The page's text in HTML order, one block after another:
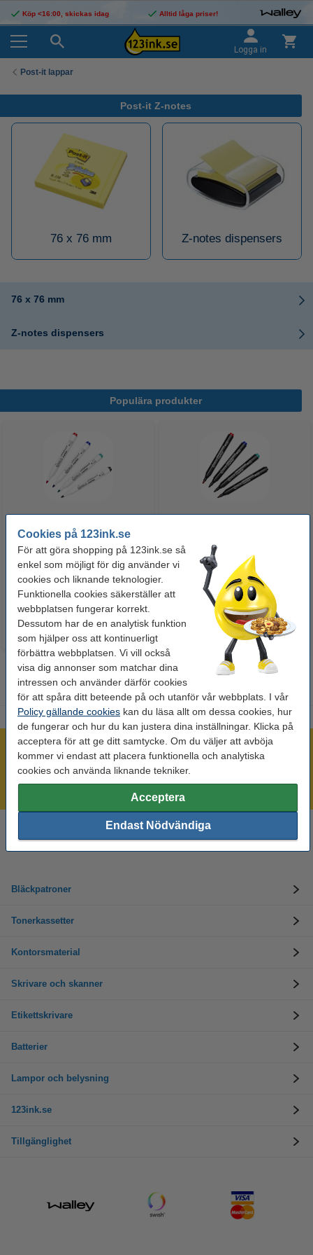
Cookies på 123ink.se
För att göra shopping på 123ink.se så
enkel som möjligt för dig använder vi
cookies och liknande teknologier.
Funktionella cookies säkerställer att
webbplatsen fungerar korrekt.
Dessutom har de en analytisk funktion
som hjälper oss att kontinuerligt
förbättra webbplatsen. Vi vill också
visa dig annonser som matchar dina
intressen och använder därför cookies
för att spåra ditt beteende på och utanför vår webbplats. I vår
Policy gällande cookies kan du läsa allt om dessa cookies, hur
de fungerar och hur du kan justera dina inställningar. Klicka på
acceptera för att ge ditt samtycke. Om du väljer att avböja
kommer vi endast att placera funktionella och analytiska
cookies och använda liknande tekniker.
Acceptera
Endast Nödvändiga
Köp <16:00, skickas idag Alltid låga priser!
Logga in
Post-it lappar
Post-it Z-notes
76 x 76 mm Z-notes dispensers
76 x 76 mm
Z-notes dispensers
Populära produkter
Whiteboardpenna 2.5mm |
123ink | sorterade färger | 4st
60 kr Inkl. 25% Moms
123ink | 4st
50 kr Inkl. 25% Moms
Mer än 300.000 kunder!
Beställ innan 16:00 så skickar vi idag!
Behöver du hjälp? Ring oss på 08-550 04 123
Bläckpatroner
Tonerkassetter
Kontorsmaterial
Skrivare och skanner
Etikettskrivare
Batterier
Lampor och belysning
123ink.se
Tillgänglighet